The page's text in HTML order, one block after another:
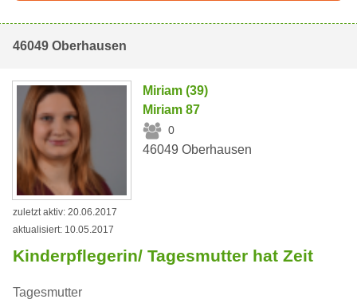
46049 Oberhausen
Miriam (39)
Miriam 87
0
46049 Oberhausen
zuletzt aktiv: 20.06.2017
aktualisiert: 10.05.2017
Kinderpflegerin/ Tagesmutter hat Zeit
Tagesmutter